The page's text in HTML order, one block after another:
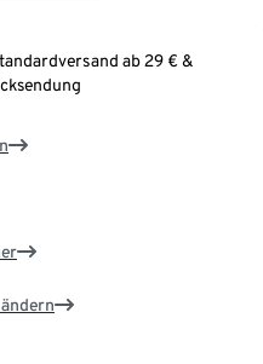
ab 29 € &